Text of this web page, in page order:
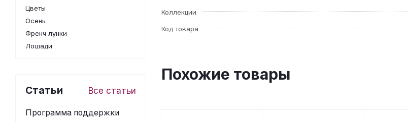
Коллекции
Код товара
Похожие товары
Цветы
Осень
Френч лунки
Лошади
Статьи Все статьи
Программа поддержки